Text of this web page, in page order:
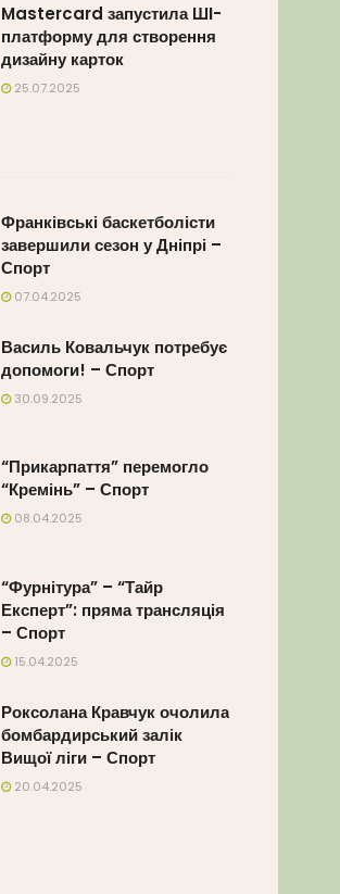
Mastercard запустила ШІ-
платформу для створення
дизайну карток
25.07.2025
Франківські баскетболісти
завершили сезон у Дніпрі –
Спорт
07.04.2025
Василь Ковальчук потребує
допомоги! – Спорт
30.09.2025
“Прикарпаття” перемогло
“Кремінь” – Спорт
08.04.2025
“Фурнітура” – “Тайр
Експерт”: пряма трансляція
– Спорт
15.04.2025
Роксолана Кравчук очолила
бомбардирський залік
Вищої ліги – Спорт
20.04.2025